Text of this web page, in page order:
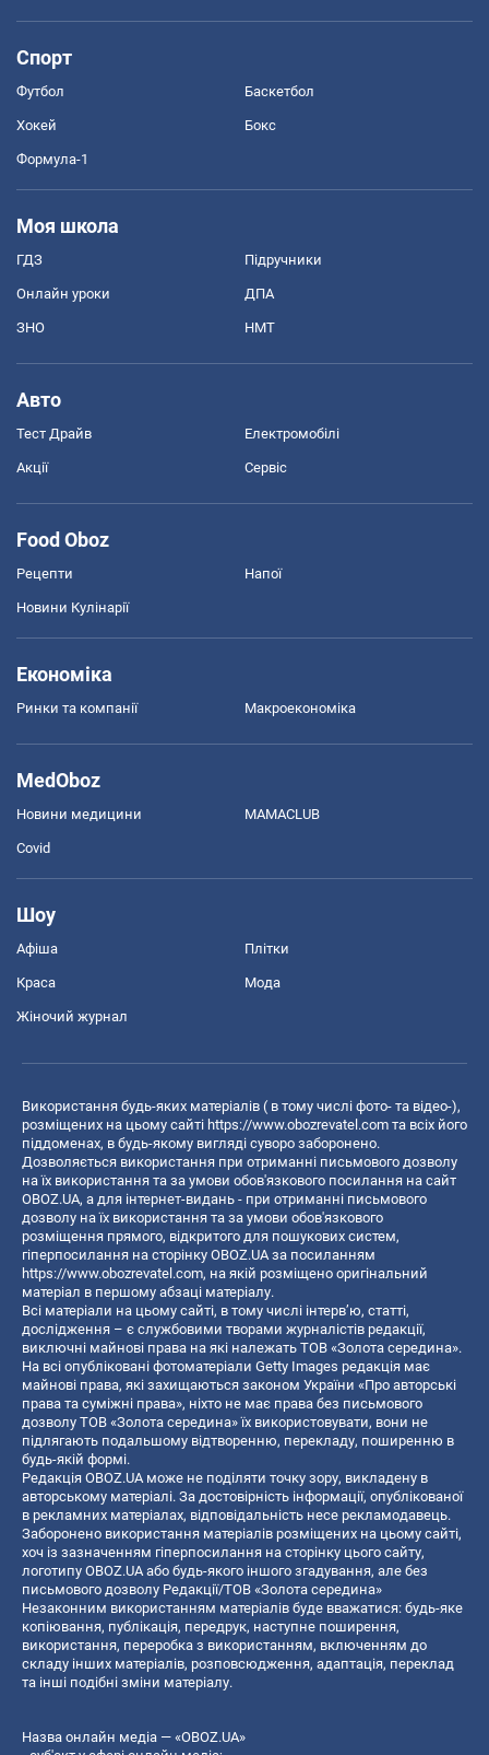
Спорт
Футбол Баскетбол
Хокей Бокс
Формула-1
Моя школа
ГДЗ Підручники
Онлайн уроки ДПА
ЗНО НМТ
Авто
Тест Драйв Електромобілі
Акції Сервіс
Food Oboz
Рецепти Напої
Новини Кулінарії
Економіка
Ринки та компанії Макроекономіка
MedOboz
Новини медицини MAMACLUB
Covid
Шоу
Афіша Плітки
Краса Мода
Жіночий журнал
Використання будь-яких матеріалів ( в тому числі фото- та відео-),
розміщених на цьому сайті https://www.obozrevatel.com та всіх його
піддоменах, в будь-якому вигляді суворо заборонено.
Дозволяється використання при отриманні письмового дозволу
на їх використання та за умови обов'язкового посилання на сайт
OBOZ.UA, а для інтернет-видань - при отриманні письмового
дозволу на їх використання та за умови обов'язкового
розміщення прямого, відкритого для пошукових систем,
гіперпосилання на сторінку OBOZ.UA за посиланням
https://www.obozrevatel.com, на якій розміщено оригінальний
матеріал в першому абзаці матеріалу.
Всі матеріали на цьому сайті, в тому числі інтерв’ю, статті,
дослідження – є службовими творами журналістів редакції,
виключні майнові права на які належать ТОВ «Золота середина».
На всі опубліковані фотоматеріали Getty Images редакція має
майнові права, які захищаються законом України «Про авторські
права та суміжні права», ніхто не має права без письмового
дозволу ТОВ «Золота середина» їх використовувати, вони не
підлягають подальшому відтворенню, перекладу, поширенню в
будь-якій формі.
Редакція OBOZ.UA може не поділяти точку зору, викладену в
авторському матеріалі. За достовірність інформації, опублікованої
в рекламних матеріалах, відповідальність несе рекламодавець.
Заборонено використання матеріалів розміщених на цьому сайті,
хоч із зазначенням гіперпосилання на сторінку цього сайту,
логотипу OBOZ.UA або будь-якого іншого згадування, але без
письмового дозволу Редакції/ТОВ «Золота середина»
Незаконним використанням матеріалів буде вважатися: будь-яке
копiювання, публiкацiя, передрук, наступне поширення,
використання, переробка з використанням, включенням до
складу інших матеріалів, розповсюдження, адаптація, переклад
та інші подібні зміни матеріалу.
Назва онлайн медіа — «OBOZ.UA»